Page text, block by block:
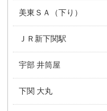
美東ＳＡ（下り）
ＪＲ新下関駅
宇部 井筒屋
下関 大丸